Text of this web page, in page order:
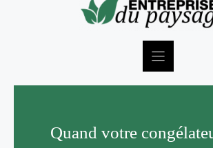
Quand votre